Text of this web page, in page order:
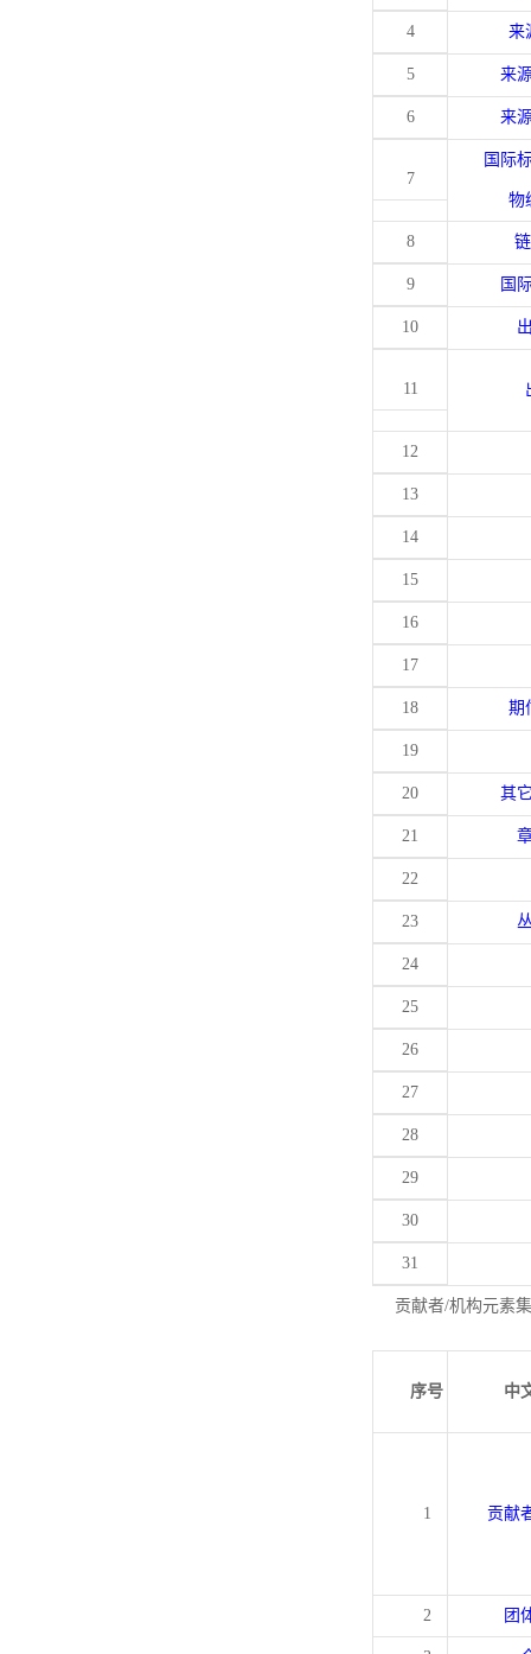
4 来
5 来
6 来
7
国际
物
8
9 国
10
11
12
13
14
15
16
17
18 期
19
20 其
21
22
23
24
25
26
27
28
29
30
31
贡献者/机构元素
序号 中
1 贡献
2 团